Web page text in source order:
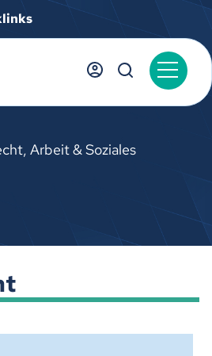
Arbeit & Soziales